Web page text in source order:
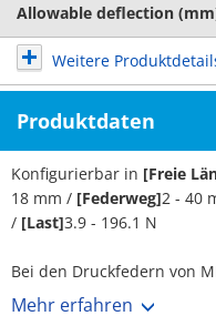
Allowable deflection
Weitere
Produktdaten
Konfigurierbar in [Freie
18 mm / [Federweg]2 - 40
/ [Last]3.9 - 196.1 N
Bei den Druckfedern von
mechanische Bauteile, die
Mehr erfahren